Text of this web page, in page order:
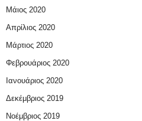
Μάιος 2020
Απρίλιος 2020
Μάρτιος 2020
Φεβρουάριος 2020
Ιανουάριος 2020
Δεκέμβριος 2019
Νοέμβριος 2019